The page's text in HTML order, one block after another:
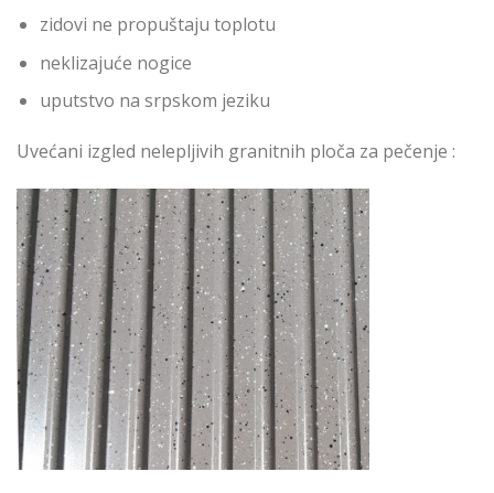
zidovi ne propuštaju toplotu
neklizajuće nogice
uputstvo na srpskom jeziku
Uvećani izgled nelepljivih granitnih ploča za pečenje :